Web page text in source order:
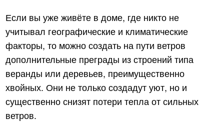
Если вы уже живёте в доме, где никто не
учитывал географические и климатические
факторы, то можно создать на пути ветров
дополнительные преграды из строений типа
веранды или деревьев, преимущественно
хвойных. Они не только создадут уют, но и
существенно снизят потери тепла от сильных
ветров.